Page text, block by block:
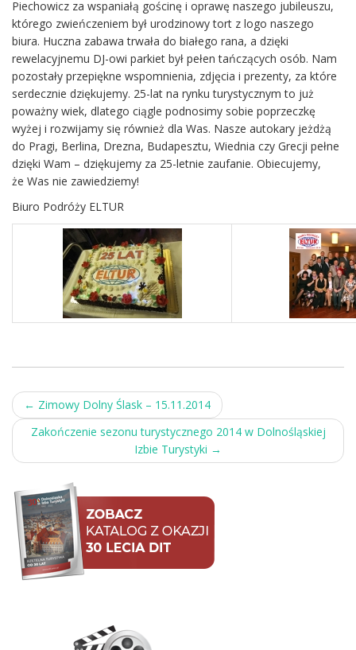
Piechowicz za wspaniałą gościnę i oprawę naszego jubileuszu,
którego zwieńczeniem był urodzinowy tort z logo naszego
biura. Huczna zabawa trwała do białego rana, a dzięki
rewelacyjnemu DJ-owi parkiet był pełen tańczących osób. Nam
pozostały przepiękne wspomnienia, zdjęcia i prezenty, za które
serdecznie dziękujemy. 25-lat na rynku turystycznym to już
poważny wiek, dlatego ciągle podnosimy sobie poprzeczkę
wyżej i rozwijamy się również dla Was. Nasze autokary jeżdżą
do Pragi, Berlina, Drezna, Budapesztu, Wiednia czy Grecji pełne
dzięki Wam – dziękujemy za 25-letnie zaufanie. Obiecujemy,
że Was nie zawiedziemy!
Biuro Podróży ELTUR
Post
navigation
← Zimowy Dolny Ślask – 15.11.2014
Zakończenie sezonu turystycznego 2014 w Dolnośląskiej
Izbie Turystyki →